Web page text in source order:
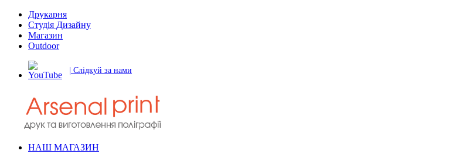
Друкарня
Студія Дизайну
Магазин
Outdoor
| Слідкуй за нами
НАШ МАГАЗИН